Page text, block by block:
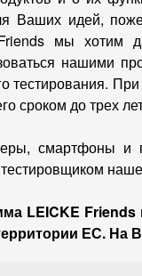
Ваших идей,
мы хотим
нашими
тестирования.
сроком до трех
смартфоны и
LEICKE
ЕС. На